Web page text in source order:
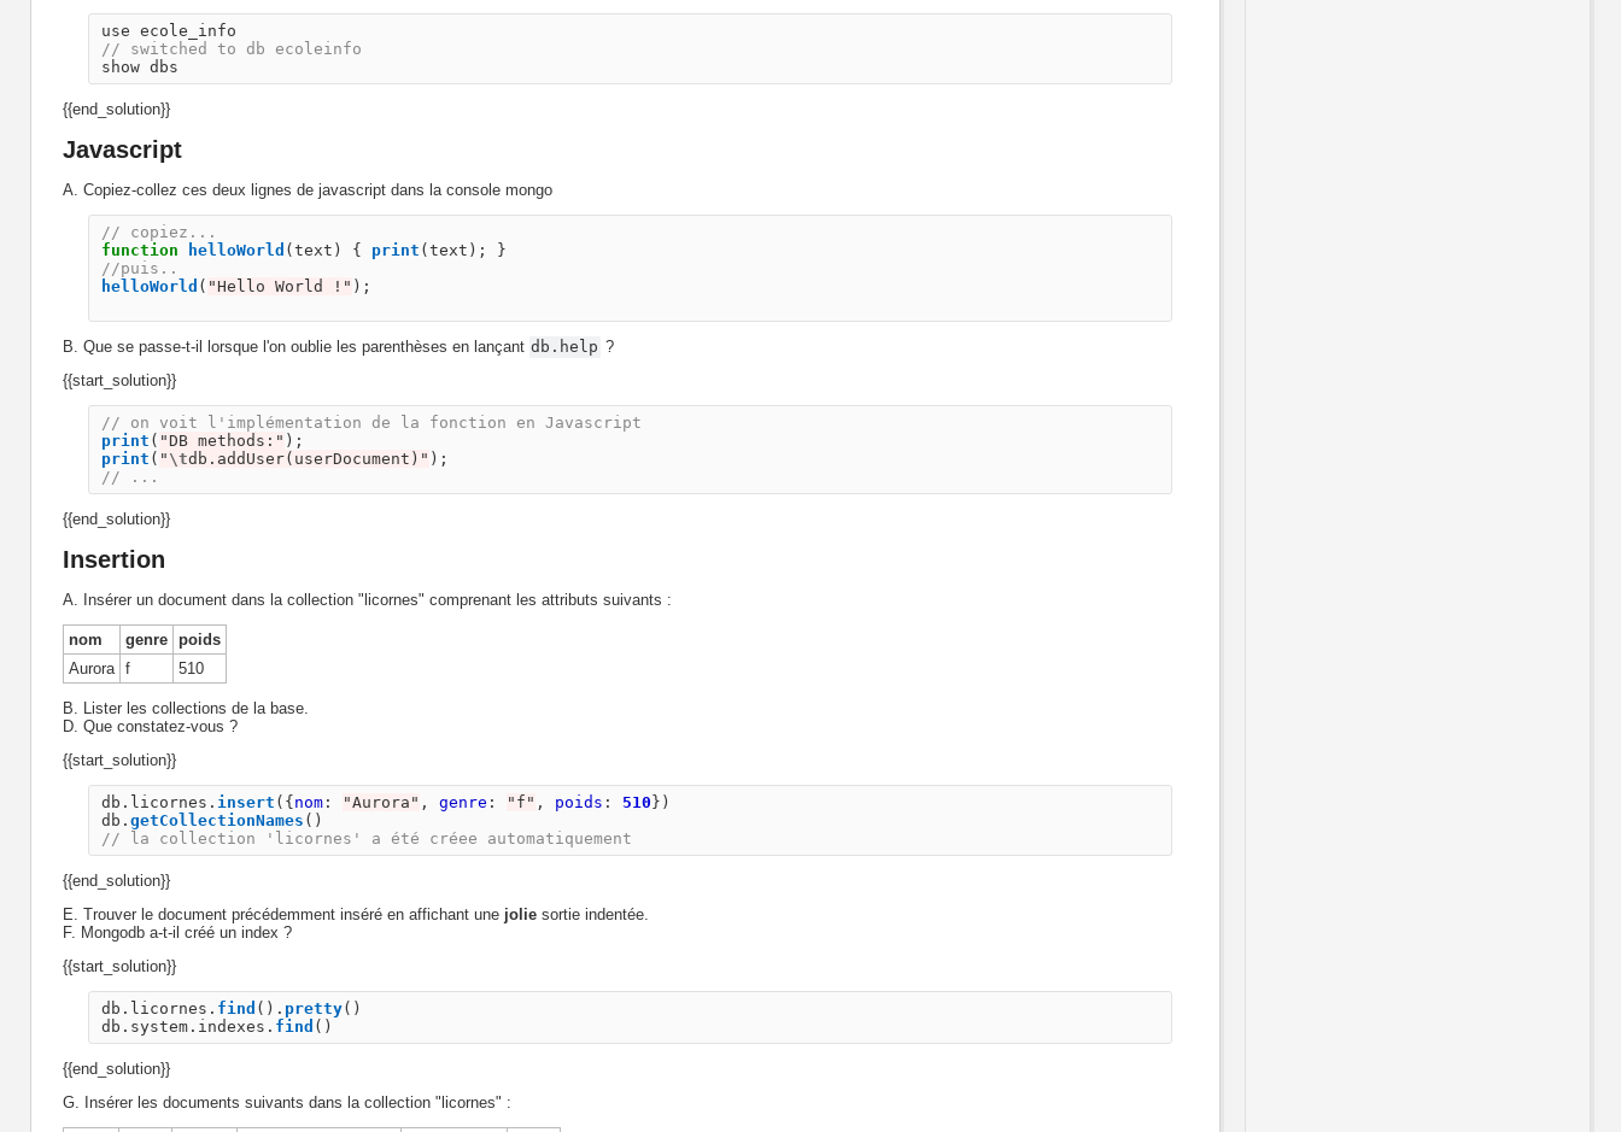
use ecole_info
// switched to db ecoleinfo
show dbs
{{end_solution}}
Javascript
A. Copiez-collez ces deux lignes de javascript dans la console mongo
// copiez...
function
helloWorld ( text ) { print ( text );
}
//puis..
helloWorld ( "Hello World ! " );
B. Que se passe-t-il lorsque l'on oublie les parenthèses en lançant db.help ?
{{start_solution}}
// on voit l'implémentation de la fonction en Javascript
print ( "DB methods: " );
print ( " \tdb.addUser(userDocument) " );
// ...
{{end_solution}}
Insertion
A. Insérer un document dans la collection "licornes" comprenant les attributs suivants :
nom genre poids
Aurora f 510
B. Lister les collections de la base.
D. Que constatez-vous ?
{{start_solution}}
db . licornes . insert ({ nom: "Aurora " , genre : " f " , poids : 510 })
db . getCollectionNames ()
// la collection 'licornes' a été créee automatiquement
{{end_solution}}
E. Trouver le document précédemment inséré en affichant une jolie sortie indentée.
F. Mongodb a-t-il créé un index ?
{{start_solution}}
db . licornes . find (). pretty()
db . system. indexes . find ()
{{end_solution}}
G. Insérer les documents suivants dans la collection "licornes" :